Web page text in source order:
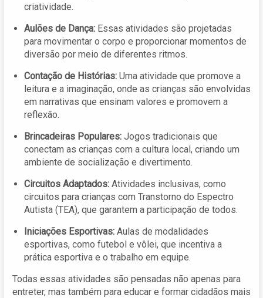
criatividade.
Aulões de Dança: Essas atividades são projetadas
para movimentar o corpo e proporcionar momentos de
diversão por meio de diferentes ritmos.
Contação de Histórias: Uma atividade que promove a
leitura e a imaginação, onde as crianças são envolvidas
em narrativas que ensinam valores e promovem a
reflexão.
Brincadeiras Populares: Jogos tradicionais que
conectam as crianças com a cultura local, criando um
ambiente de socialização e divertimento.
Circuitos Adaptados: Atividades inclusivas, como
circuitos para crianças com Transtorno do Espectro
Autista (TEA), que garantem a participação de todos.
Iniciações Esportivas: Aulas de modalidades
esportivas, como futebol e vôlei, que incentiva a
prática esportiva e o trabalho em equipe.
Todas essas atividades são pensadas não apenas para
entreter, mas também para educar e formar cidadãos mais